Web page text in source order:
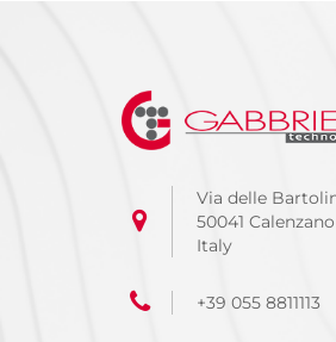
Via delle
50041
Italy
+39 055 8811113